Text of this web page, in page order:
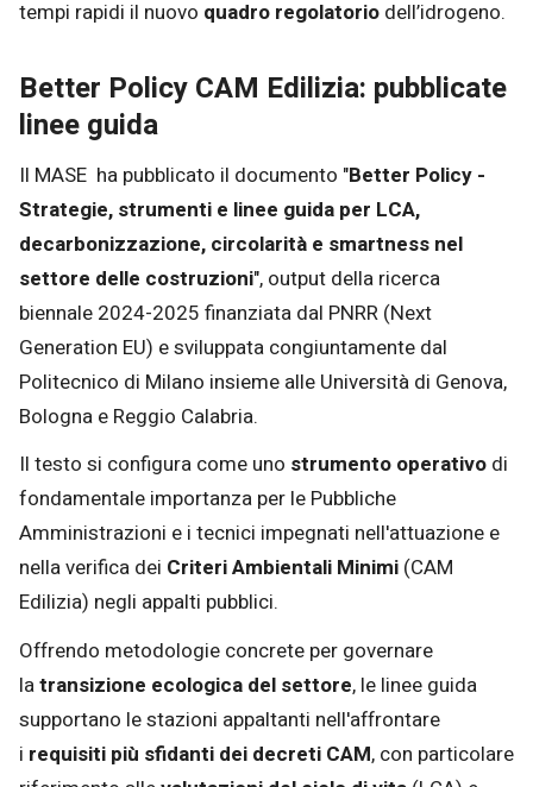
tempi rapidi il nuovo quadro regolatorio dell’idrogeno.
Better Policy CAM Edilizia: pubblicate
linee guida
Il MASE ha pubblicato il documento "Better Policy -
Strategie, strumenti e linee guida per LCA,
decarbonizzazione, circolarità e smartness nel
settore delle costruzioni", output della ricerca
biennale 2024-2025 finanziata dal PNRR (Next
Generation EU) e sviluppata congiuntamente dal
Politecnico di Milano insieme alle Università di Genova,
Bologna e Reggio Calabria.
Il testo si configura come uno strumento operativo di
fondamentale importanza per le Pubbliche
Amministrazioni e i tecnici impegnati nell'attuazione e
nella verifica dei Criteri Ambientali Minimi (CAM
Edilizia) negli appalti pubblici.
Offrendo metodologie concrete per governare
latransizione ecologica del settore, le linee guida
supportano le stazioni appaltanti nell'affrontare
i requisiti più sfidanti dei decreti CAM, con particolare